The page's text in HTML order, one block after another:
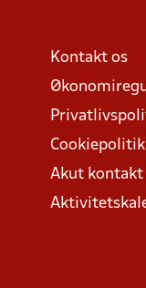
Kontakt os
Cookiepolitik
Akut